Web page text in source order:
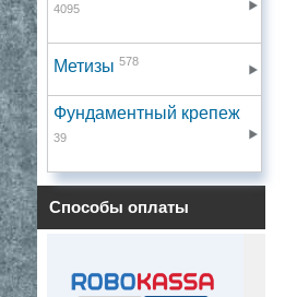
4095
Метизы 578
Фундаментный крепеж
39
Способы оплаты